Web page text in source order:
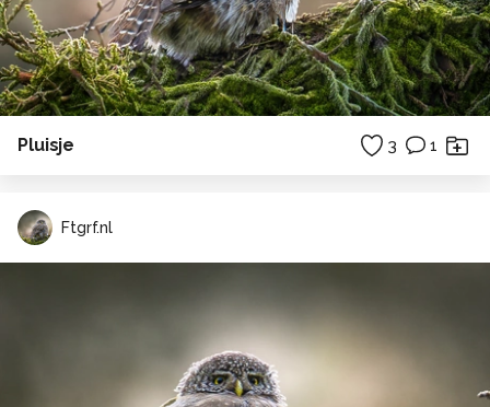
Pluisje 3 1
Ftgrf.nl